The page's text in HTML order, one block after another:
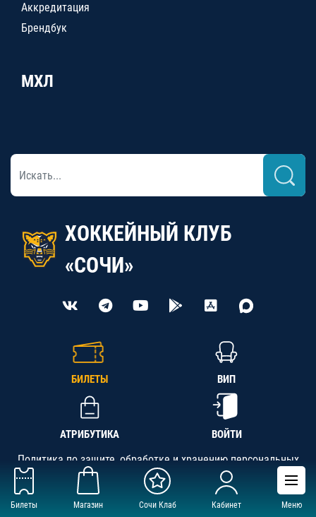
Билеты Магазин Сочи Клаб Кабинет Меню
Аккредитация
Брендбук
МХЛ
ХОККЕЙНЫЙ КЛУБ
«СОЧИ»
БИЛЕТЫ ВИП
АТРИБУТИКА ВОЙТИ
Политика по защите, обработке и хранению персональных
данных
АНО «СК «Кубань-Регион», ОГРН 1142300002349,